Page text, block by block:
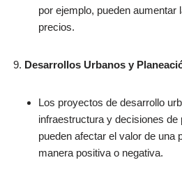
por ejemplo, pueden aumentar
precios.
Desarrollos Urbanos y
Los proyectos de desarrollo
infraestructura y decisiones de
pueden afectar el valor de una
manera positiva o negativa.